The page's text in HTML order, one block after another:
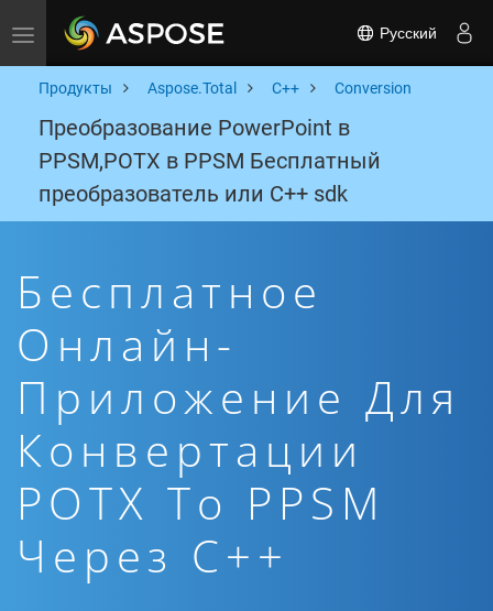
Toggle navigation Русский
Продукты Aspose.Total C++ Conversion
Преобразование PowerPoint в
PPSM,POTX в PPSM Бесплатный
преобразователь или C++ sdk
Бесплатное
Онлайн-
Приложение Для
Конвертации
POTX To PPSM
Через C++